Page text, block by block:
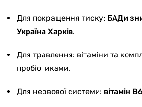
Для покращення тиску: БАДи
Україна Харків.
Для травлення: вітаміни та
пробіотиками.
Для нервової системи: вітамін